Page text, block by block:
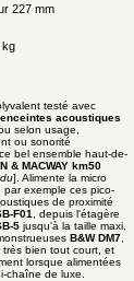
227 mm
kg
testé avec
enceintes acoustiques
ou selon usage,
ou sonorité
bel ensemble haut-de-
& MACWAY km50
]. Alimente la micro
par exemple ces pico-
de proximité
F01
, depuis l'étagère
5 jusqu'à la taille maxi,
B&W DM7
bien tout court, et
lorsque alimentées
chaîne de luxe.